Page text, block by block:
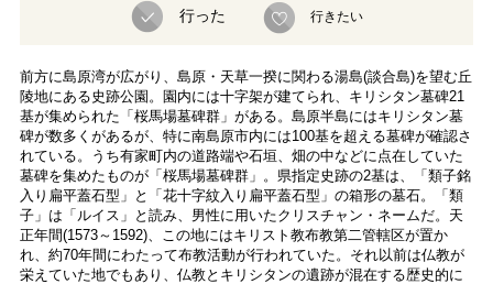
行った 行きたい
前方に島原湾が広がり、島原・天草一揆に関わる湯島(談合島)を望む丘
陵地にある史跡公園。園内には十字架が建てられ、キリシタン墓碑21
基が集められた「桜馬場墓碑群」がある。島原半島にはキリシタン墓
碑が数多くがあるが、特に南島原市内には100基を超える墓碑が確認さ
れている。うち有家町内の道路端や石垣、畑の中などに点在していた
墓碑を集めたものが「桜馬場墓碑群」。県指定史跡の2基は、「類子銘
入り扁平蓋石型」と「花十字紋入り扁平蓋石型」の箱形の墓石。「類
子」は「ルイス」と読み、男性に用いたクリスチャン・ネームだ。天
正年間(1573～1592)、この地にはキリスト教布教第二管轄区が置か
れ、約70年間にわたって布教活動が行われていた。それ以前は仏教が
栄えていた地でもあり、仏教とキリシタンの遺跡が混在する歴史的に